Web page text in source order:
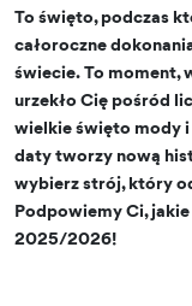
To święto, podczas
całoroczne
świecie. To moment,
urzekło Cię pośród
wielkie święto mody
daty tworzy nową
wybierz strój, który
Podpowiemy Ci,
2025/2026!